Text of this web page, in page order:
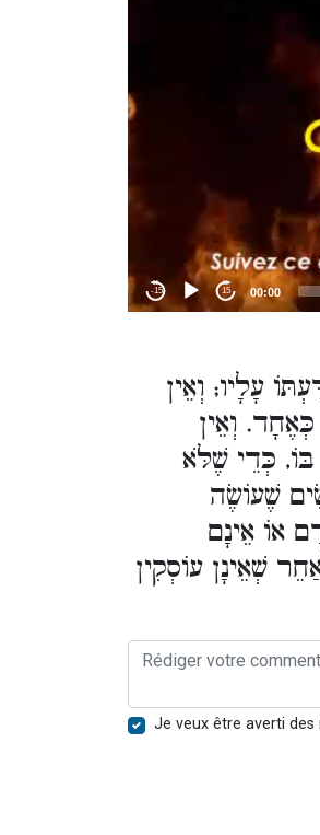
עָלָיו; וְאֵין
וְאֵין
בּוֹ, כְּדֵי שֶׁלֹּא
שֶׁעוֹשֶׂה
אוֹ אֵינָם
שְׁאֵינָן עוֹסְקִין
Je veux être averti